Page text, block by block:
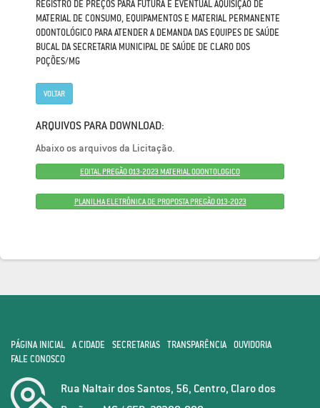
REGISTRO DE PREÇOS PARA FUTURA E EVENTUAL AQUISIÇÃO DE
MATERIAL DE CONSUMO, EQUIPAMENTOS E MATERIAL PERMANENTE
ODONTOLÓGICO PARA ATENDER A DEMANDA DAS EQUIPES DE SAÚDE
BUCAL DA SECRETARIA MUNICIPAL DE SAÚDE DE CLARO DOS
POÇÕES/MG
VOLTAR
ARQUIVOS PARA DOWNLOAD:
Abaixo os arquivos da Licitação.
EDITAL PREGÃO 013-2023 MATERIAL ODONTOLOGICO
PLANILHA ELETRÔNICA DE PROPOSTA PREGÃO 013-2023
PÁGINA INICIAL A CIDADE SECRETARIAS TRANSPARÊNCIA
OUVIDORIA
FALE CONOSCO
Rua Naltair dos Santos, 56, Centro, Claro dos